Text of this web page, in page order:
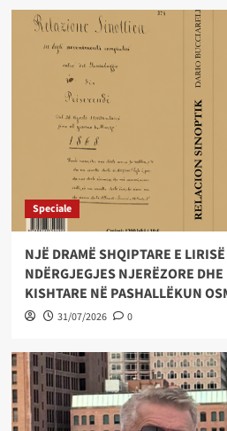
Speciale
NJË DRAMË SHQIPTARE E
NDËRGJEGJES NJERËZORE
KISHTARE NË PASHALLËKUN
31/07/2026 0